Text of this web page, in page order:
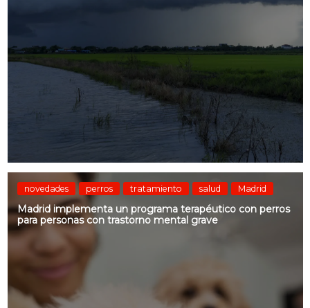
novedades perros tratamiento salud Madrid
Madrid implementa un programa terapéutico con perros
para personas con trastorno mental grave